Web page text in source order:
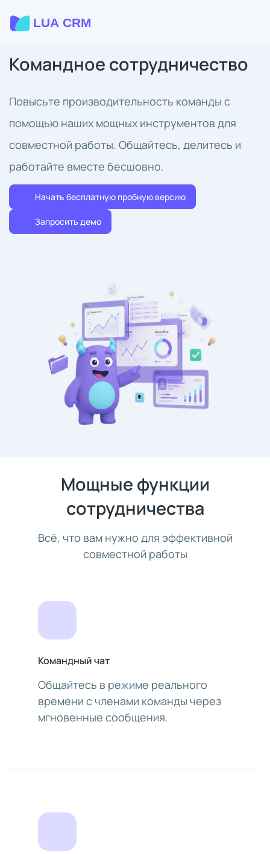
Командное сотрудничество
Повысьте производительность команды с
помощью наших мощных инструментов для
совместной работы. Общайтесь, делитесь и
работайте вместе бесшовно.
Начать бесплатную пробную версию
Запросить демо
Мощные функции
сотрудничества
Всё, что вам нужно для эффективной
совместной работы
Командный чат
Общайтесь в режиме реального
времени с членами команды через
мгновенные сообщения.